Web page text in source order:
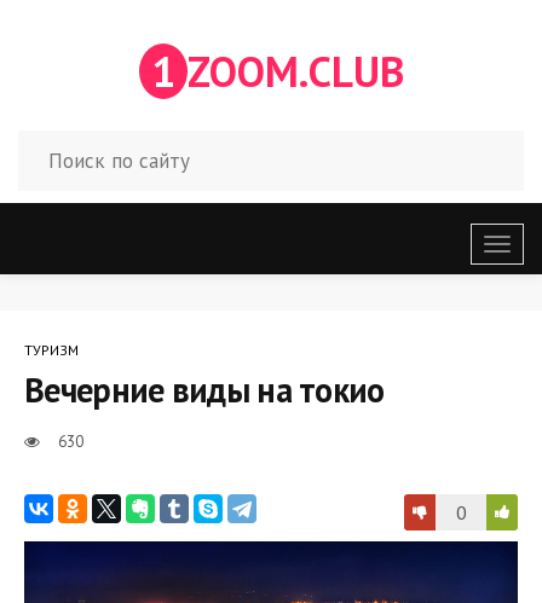
1 ZOOM.CLUB
меню
ТУРИЗМ
Вечерние виды на токио
630
0